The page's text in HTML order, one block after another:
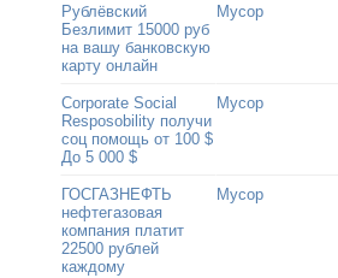
Рублёвский
Безлимит 15000 руб
на вашу банковскую
карту онлайн
Мусор
Corporate Social
Resposobility получи
соц помощь от 100 $
До 5 000 $
Мусор
ГОСГАЗНЕФТЬ
нефтегазовая
компания платит
22500 рублей
каждому
Мусор